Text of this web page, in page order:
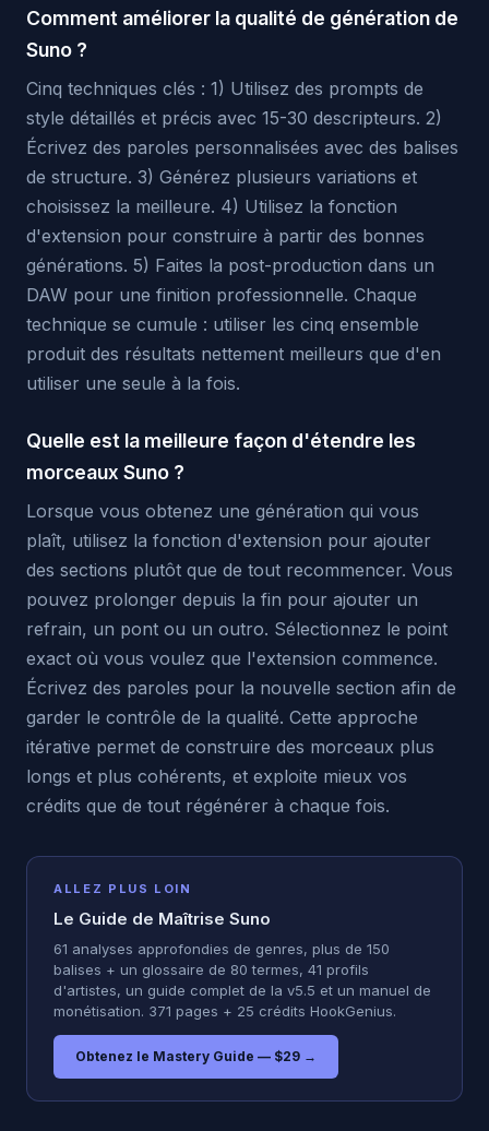
Comment améliorer la qualité de génération de
Suno ?
Cinq techniques clés : 1) Utilisez des prompts de
style détaillés et précis avec 15-30 descripteurs. 2)
Écrivez des paroles personnalisées avec des balises
de structure. 3) Générez plusieurs variations et
choisissez la meilleure. 4) Utilisez la fonction
d'extension pour construire à partir des bonnes
générations. 5) Faites la post-production dans un
DAW pour une finition professionnelle. Chaque
technique se cumule : utiliser les cinq ensemble
produit des résultats nettement meilleurs que d'en
utiliser une seule à la fois.
Quelle est la meilleure façon d'étendre les
morceaux Suno ?
Lorsque vous obtenez une génération qui vous
plaît, utilisez la fonction d'extension pour ajouter
des sections plutôt que de tout recommencer. Vous
pouvez prolonger depuis la fin pour ajouter un
refrain, un pont ou un outro. Sélectionnez le point
exact où vous voulez que l'extension commence.
Écrivez des paroles pour la nouvelle section afin de
garder le contrôle de la qualité. Cette approche
itérative permet de construire des morceaux plus
longs et plus cohérents, et exploite mieux vos
crédits que de tout régénérer à chaque fois.
ALLEZ PLUS LOIN
Le Guide de Maîtrise Suno
61 analyses approfondies de genres, plus de 150
balises + un glossaire de 80 termes, 41 profils
d'artistes, un guide complet de la v5.5 et un manuel de
monétisation. 371 pages + 25 crédits HookGenius.
Obtenez le Mastery Guide — $29 →